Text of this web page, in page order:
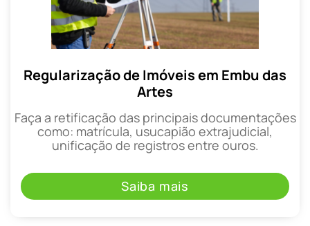
Regularização de Imóveis em Embu das
Artes
Faça a retificação das principais documentações
como: matrícula, usucapião extrajudicial,
unificação de registros entre ouros.
Saiba mais